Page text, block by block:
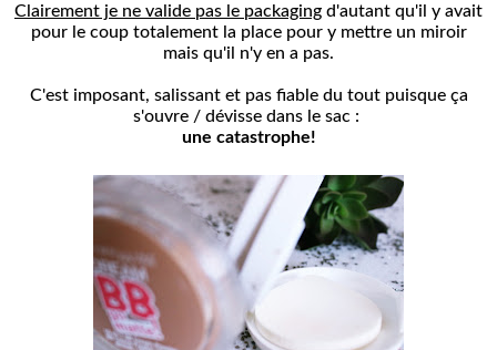
Clairement je ne valide pas le packaging d'autant qu'il y avait
pour le coup totalement la place pour y mettre un miroir
mais qu'il n'y en a pas.
C'est imposant, salissant et pas fiable du tout puisque ça
s'ouvre / dévisse dans le sac :
une catastrophe!